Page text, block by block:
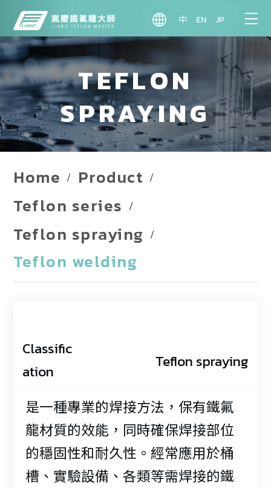
中 EN JP
TEFLON
SPRAYING
Home
Product
Teflon series
Teflon spraying
Teflon welding
Classific
ation
Teflon spraying
是一種專業的焊接方法，保有鐵氟
龍材質的效能，同時確保焊接部位
的穩固性和耐久性。經常應用於桶
槽、實驗設備、各類等需焊接的鐵